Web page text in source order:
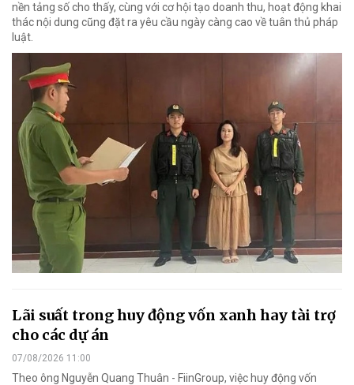
nền tảng số cho thấy, cùng với cơ hội tạo doanh thu, hoạt động khai
thác nội dung cũng đặt ra yêu cầu ngày càng cao về tuân thủ pháp
luật.
Lãi suất trong huy động vốn xanh hay tài trợ
cho các dự án
07/08/2026 11:00
Theo ông Nguyễn Quang Thuân - FiinGroup, việc huy động vốn